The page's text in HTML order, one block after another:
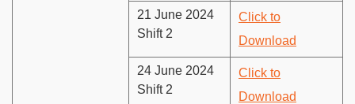
21 June 2024
Shift 2
Click to
Download
24 June 2024
Shift 2
Click to
Download